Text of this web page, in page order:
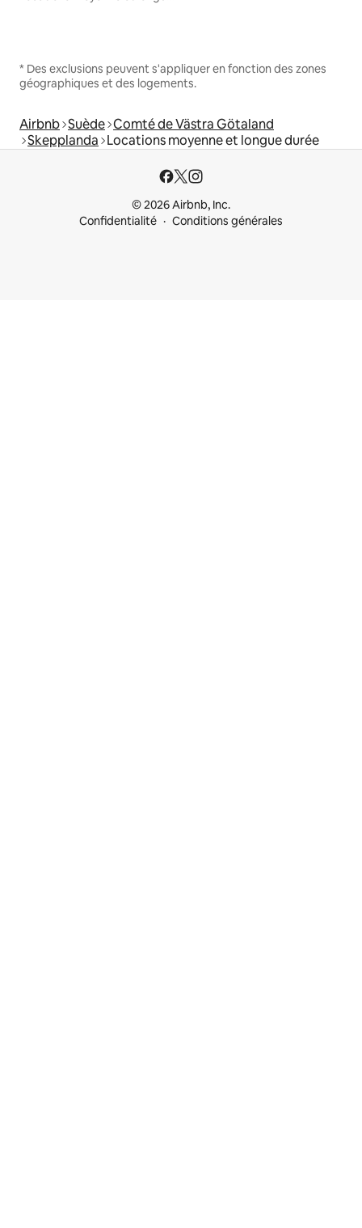
* Des exclusions peuvent s'appliquer en fonction des zones
géographiques et des logements.
Airbnb Suède Comté de Västra Götaland
Skepplanda Locations moyenne et longue durée
© 2026 Airbnb, Inc.
Confidentialité
Conditions générales